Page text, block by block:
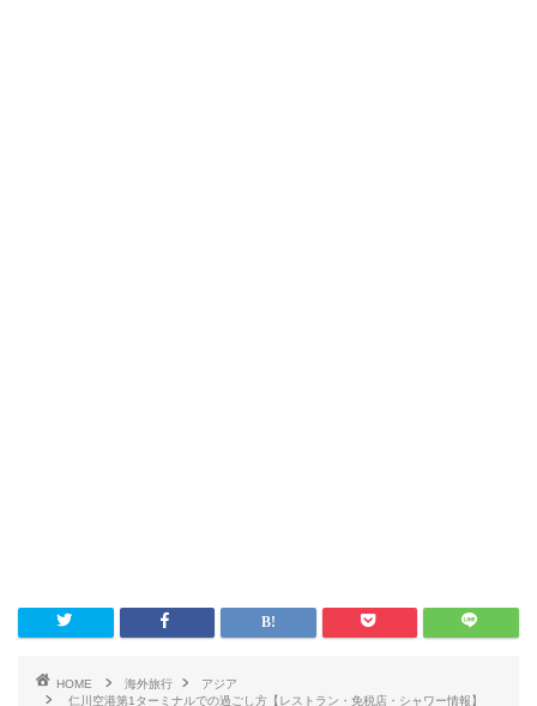
HOME 海外旅行
アジア
仁川空港第1ターミナルでの過ごし方【レストラン・免税店・シャワー情報】